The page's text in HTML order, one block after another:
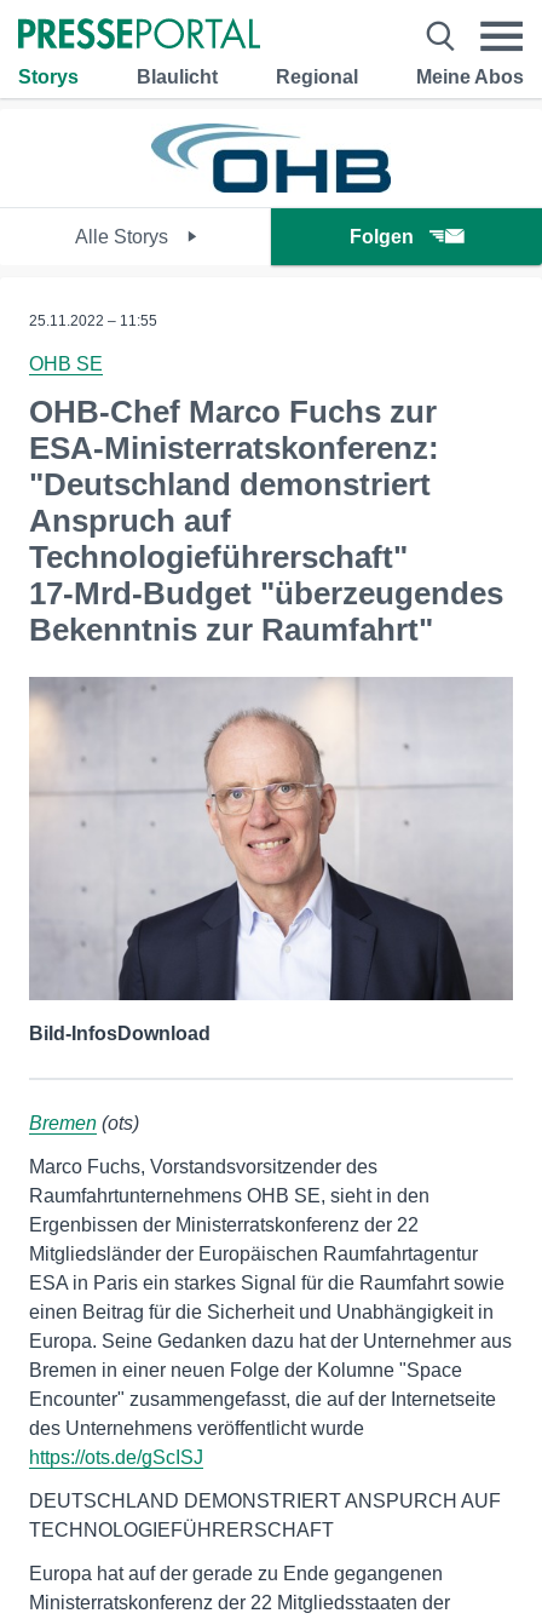
Storys Blaulicht Regional Meine Abos
Alle Storys Folgen
25.11.2022 – 11:55
OHB SE
OHB-Chef Marco Fuchs zur
ESA-Ministerratskonferenz:
"Deutschland demonstriert
Anspruch auf
Technologieführerschaft"
17-Mrd-Budget "überzeugendes
Bekenntnis zur Raumfahrt"
Bild-InfosDownload
Bremen (ots)
Marco Fuchs, Vorstandsvorsitzender des
Raumfahrtunternehmens OHB SE, sieht in den
Ergenbissen der Ministerratskonferenz der 22
Mitgliedsländer der Europäischen Raumfahrtagentur
ESA in Paris ein starkes Signal für die Raumfahrt sowie
einen Beitrag für die Sicherheit und Unabhängigkeit in
Europa. Seine Gedanken dazu hat der Unternehmer aus
Bremen in einer neuen Folge der Kolumne "Space
Encounter" zusammengefasst, die auf der Internetseite
des Unternehmens veröffentlicht wurde
https://ots.de/gScISJ
DEUTSCHLAND DEMONSTRIERT ANSPURCH AUF
TECHNOLOGIEFÜHRERSCHAFT
Europa hat auf der gerade zu Ende gegangenen
Ministerratskonferenz der 22 Mitgliedsstaaten der